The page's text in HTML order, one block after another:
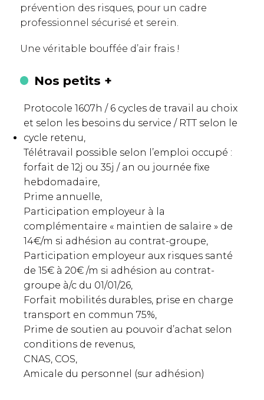
prévention des risques, pour un cadre
professionnel sécurisé et serein.
Une véritable bouffée d’air frais !
Nos petits +
Protocole 1607h / 6 cycles de travail au choix
et selon les besoins du service / RTT selon le
cycle retenu,
Télétravail possible selon l’emploi occupé :
forfait de 12j ou 35j / an ou journée fixe
hebdomadaire,
Prime annuelle,
Participation employeur à la
complémentaire « maintien de salaire » de
14€/m si adhésion au contrat-groupe,
Participation employeur aux risques santé
de 15€ à 20€ /m si adhésion au contrat-
groupe à/c du 01/01/26,
Forfait mobilités durables, prise en charge
transport en commun 75%,
Prime de soutien au pouvoir d’achat selon
conditions de revenus,
CNAS, COS,
Amicale du personnel (sur adhésion)